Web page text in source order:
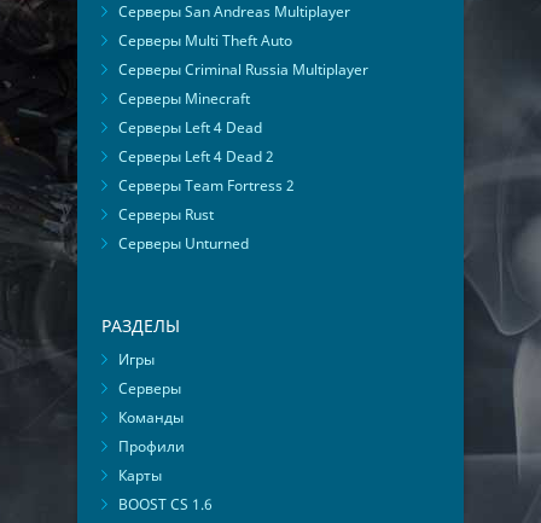
Серверы San Andreas Multiplayer
Серверы Multi Theft Auto
Серверы Criminal Russia Multiplayer
Серверы Minecraft
Серверы Left 4 Dead
Серверы Left 4 Dead 2
Серверы Team Fortress 2
Серверы Rust
Серверы Unturned
РАЗДЕЛЫ
Игры
Серверы
Команды
Профили
Карты
BOOST CS 1.6